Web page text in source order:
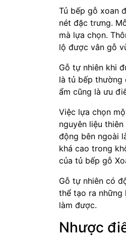
Tủ bếp gỗ xoan
nét đặc trưng.
mà lựa chọn.
lộ được vân gỗ
Gỗ tự nhiên khi
là tủ bếp thường
ẩm cũng là ưu
Việc lựa chọn
nguyên liệu
động bên ngoài
khá cao trong
của tủ bếp gỗ
Gỗ tự nhiên có
thể tạo ra những
làm được.
Nhược